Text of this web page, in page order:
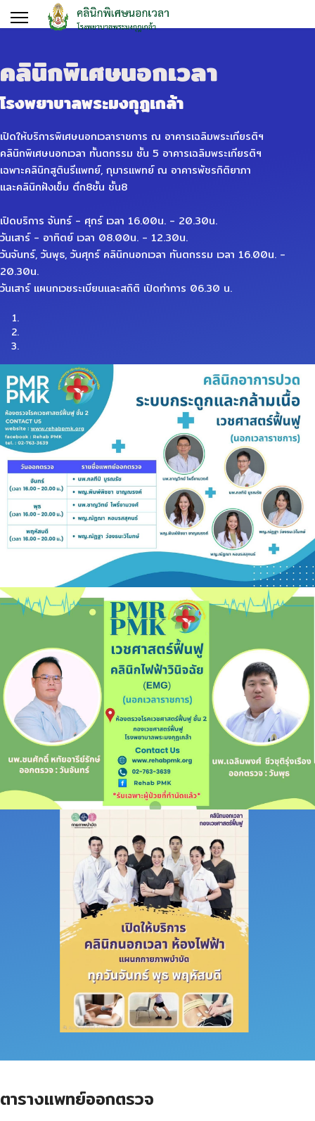
คลินิกพิเศษนอกเวลา
โรงพยาบาลพระมงกุฎเกล้า
เปิดให้บริการพิเศษนอกเวลาราชการ ณ อาคารเฉลิมพระเกียรติฯ
คลินิกพิเศษนอกเวลา ทั้นตกรรม ชั้น 5 อาคารเฉลิมพระเกียรติฯ
เฉพาะคลินิกสูตินรีแพทย์, กุมารแพทย์ ณ อาคารพัชรกิติยาภา
และคลินิกฝังเข็ม ตึก8ชั้น ชั้น8
เปิดบริการ จันทร์ - ศุกร์ เวลา 16.00น. - 20.30น.
วันเสาร์ - อาทิตย์ เวลา 08.00น. - 12.30น.
วันจันทร์, วันพุธ, วันศุกร์ คลินิกนอกเวลา ทันตกรรม เวลา 16.00น. -
20.30น.
วันเสาร์ แผนกเวชระเบียนและสถิติ เปิดทำการ 06.30 น.
ตารางแพทย์ออกตรวจ